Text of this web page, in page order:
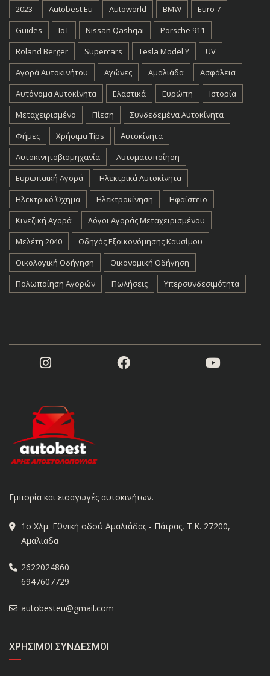
2023 Autobest.eu Autoworld BMW
Euro 7
Guides
IoT Nissan Qashqai
Porsche 911
Roland Berger
Supercars Tesla Model Y
UV
Αγορά Αυτοκινήτου
Αγώνες Αμαλιάδα
Ασφάλεια
Αυτόνομα Αυτοκίνητα
Ελαστικά Ευρώπη
Ιστορία
Μεταχειρισμένο
Πίεση
Συνδεδεμένα Αυτοκίνητα
Φήμες
Χρήσιμα Tips
Αυτοκίνητα
Αυτοκινητοβιομηχανία
Αυτοματοποίηση
Ευρωπαϊκή Αγορά
Ηλεκτρικά Αυτοκίνητα
Ηλεκτρικό Όχημα
Ηλεκτροκίνηση
Ηφαίστειο
Κινεζική Αγορά
Λόγοι Αγοράς Μεταχειρισμένου
Μελέτη 2040
Οδηγός Εξοικονόμησης Καυσίμου
Οικολογική Οδήγηση
Οικονομική Οδήγηση
Πολωποίηση Αγορών
Πωλήσεις Υπερσυνδεσιμότητα
Εμπορία και εισαγωγές αυτοκινήτων.
1ο Χλμ. Εθνική οδού Αμαλιάδας - Πάτρας, Τ.Κ. 27200,
Αμαλιάδα
2622024860
6947607729
autobesteu@gmail.com
ΧΡΉΣΙΜΟΙ ΣΎΝΔΕΣΜΟΙ